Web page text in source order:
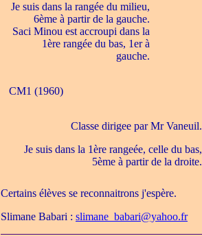
Je suis dans la rangée du milieu,
6ème à partir de la gauche.
Saci Minou est accroupi dans la
1ère rangée du bas, 1er à
gauche.
CM1 (1960)
Classe dirigee par Mr Vaneuil.
Je suis dans la 1ère rangeée, celle du bas,
5ème à partir de la droite.
Certains élèves se reconnaitrons j'espère.
Slimane Babari : slimane_babari@yahoo.fr